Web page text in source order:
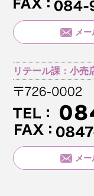
メ
リテール課：小売
メ